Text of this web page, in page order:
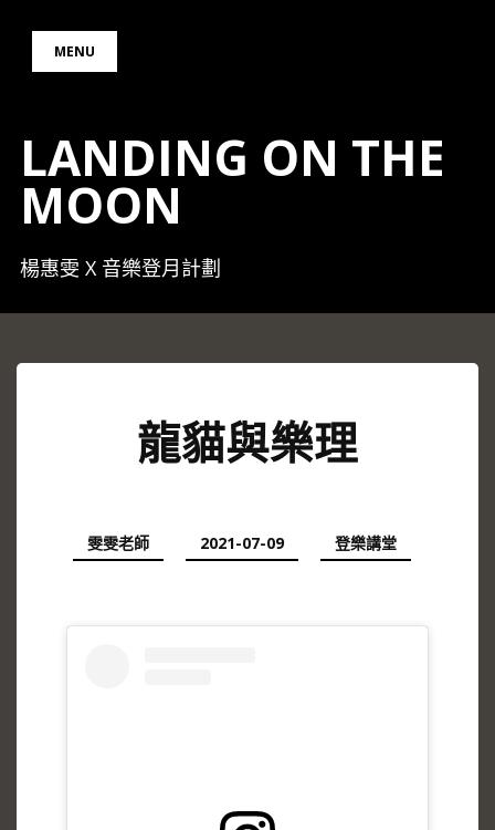
content
MENU
LANDING ON THE
MOON
楊惠雯 X 音樂登月計劃
龍貓與樂理
雯雯老師 2021-07-09 登樂講堂